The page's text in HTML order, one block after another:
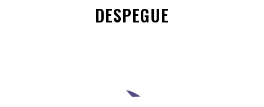
DESPEGUE